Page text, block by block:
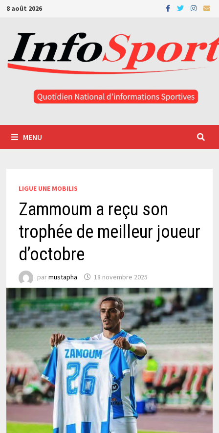
Passer
contenu
8 août 2026
MENU
LIGUE UNE MOBILIS
Zammoum a reçu son
trophée de meilleur joueur
d’octobre
parmustapha 18 novembre 2025